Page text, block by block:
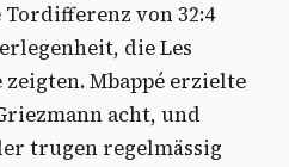
Tordifferenz von 32:4
die Les
zeigten. Mbappé erzielte
acht, und
trugen regelmässig